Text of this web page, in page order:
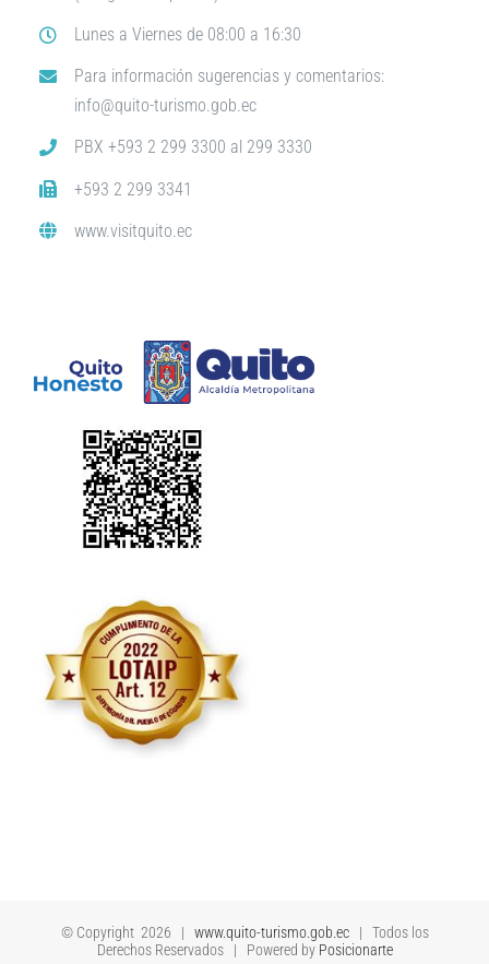
Lunes a Viernes de 08:00 a 16:30
Para información sugerencias y comentarios:
info@quito-turismo.gob.ec
PBX +593 2 299 3300 al 299 3330
+593 2 299 3341
www.visitquito.ec
© Copyright 2026 | www.quito-turismo.gob.ec| Todos los
Derechos Reservados | Powered by Posicionarte